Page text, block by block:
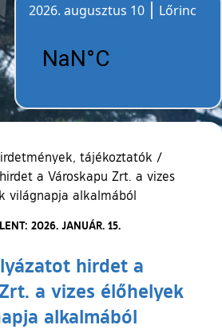
2026. augusztus 10
Lőrinc
tájékoztatók /
a Városkapu Zrt. a vizes
világnapja alkalmából
2026. JANUÁR. 15.
hirdet a
a vizes élőhelyek
alkalmából